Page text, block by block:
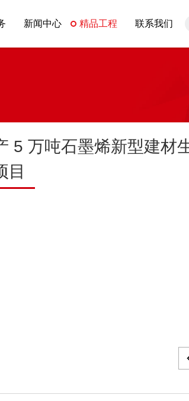
新闻中心 精品工程 联系我们
5 万吨石墨烯新型建材
目